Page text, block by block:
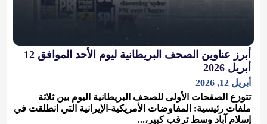
أبرز عناوين الصحف البريطانية ليوم الأحد الموافق 12
أبريل 2026
أبريل 12, 2026
تتوزع الصفحات الأولى للصحف البريطانية اليوم بين ثلاثة
ملفات رئيسية: المفاوضات الأمريكية-الإيرانية التي انطلقت في
إسلام آباد وسط ترقب كبير،...